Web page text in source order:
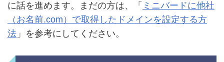
に話を進めます。まだの方は、「 ミニバードに他社
（お名前.com）で取得したドメインを設定する方
法 」を参考にしてください。